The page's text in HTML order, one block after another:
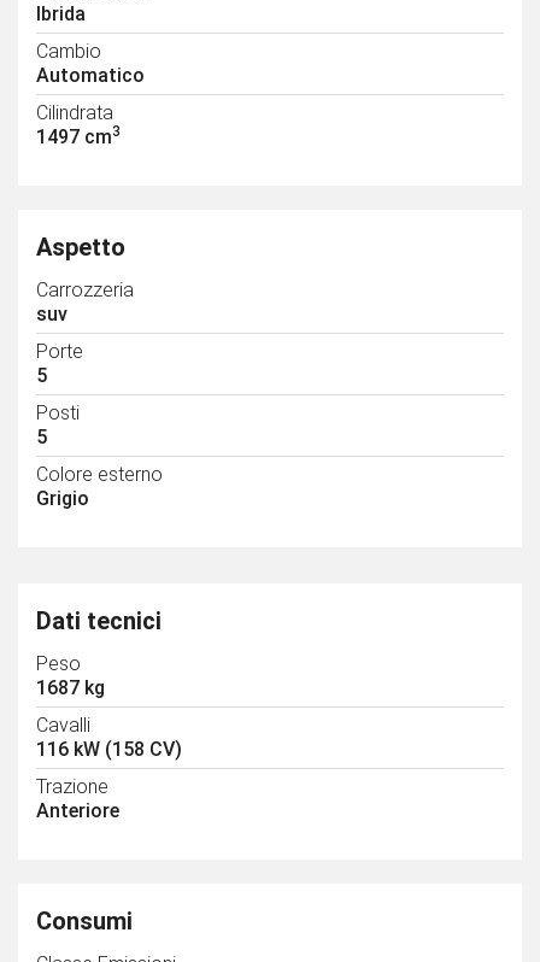
Ibrida
Cambio
Automatico
Cilindrata
1497 cm3
Aspetto
Carrozzeria
suv
Porte
5
Posti
5
Colore esterno
Grigio
Dati tecnici
Peso
1687 kg
Cavalli
116 kW (158 CV)
Trazione
Anteriore
Consumi